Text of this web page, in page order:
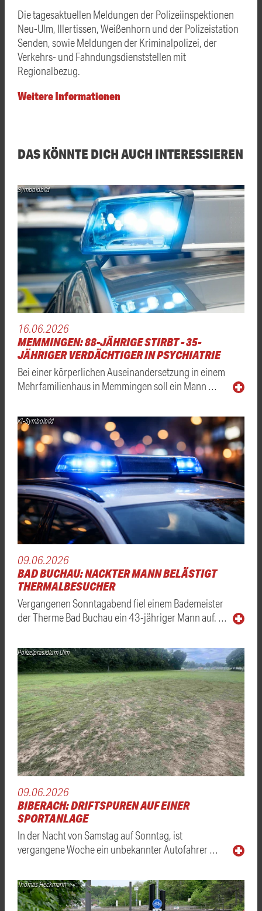
Die tagesaktuellen Meldungen der Polizeiinspektionen
Neu-Ulm, Illertissen, Weißenhorn und der Polizeistation
Senden, sowie Meldungen der Kriminalpolizei, der
Verkehrs- und Fahndungsdienststellen mit
Regionalbezug.
Weitere Informationen
DAS KÖNNTE DICH AUCH INTERESSIEREN
Symboldbild
16.06.2026
MEMMINGEN: 88-JÄHRIGE STIRBT - 35-
JÄHRIGER VERDÄCHTIGER IN PSYCHIATRIE
Bei einer körperlichen Auseinandersetzung in einem
Mehrfamilienhaus in Memmingen soll ein Mann …
KI-Symbolbild
09.06.2026
BAD BUCHAU: NACKTER MANN BELÄSTIGT
THERMALBESUCHER
Vergangenen Sonntagabend fiel einem Bademeister
der Therme Bad Buchau ein 43-jähriger Mann auf. …
Polizeipräsidium Ulm
09.06.2026
BIBERACH: DRIFTSPUREN AUF EINER
SPORTANLAGE
In der Nacht von Samstag auf Sonntag, ist
vergangene Woche ein unbekannter Autofahrer …
Thomas Heckmann